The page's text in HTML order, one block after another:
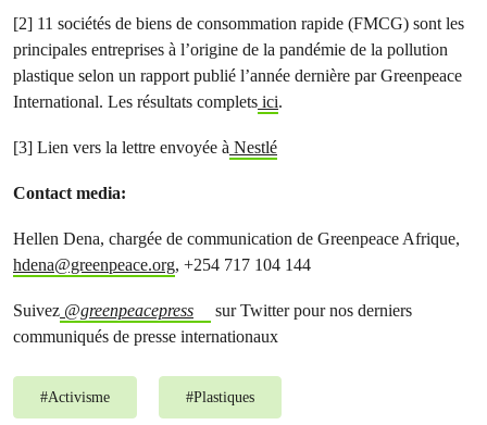
[2] 11 sociétés de biens de consommation rapide (FMCG) sont les
principales entreprises à l’origine de la pandémie de la pollution
plastique selon un rapport publié l’année dernière par Greenpeace
International. Les résultats complets ici.
[3] Lien vers la lettre envoyée à Nestlé
Contact media:
Hellen Dena, chargée de communication de Greenpeace Afrique,
hdena@greenpeace.org, +254 717 104 144
Suivez @greenpeacepress
sur Twitter pour nos derniers
communiqués de presse internationaux
#Activisme #Plastiques